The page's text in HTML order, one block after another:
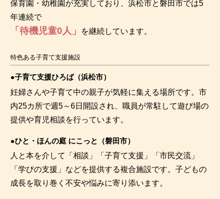
保育園・幼稚園が充実しており、浜松市と磐田市では5
年連続で
「待機児童0人」 を継続しています。
特色ある子育て支援施設
●子育て支援ひろば（浜松市）
妊婦さんや子育て中の親子が気軽に集える場所です。市
内25カ所で週5～6日開設され、職員が常駐して遊び場の
提供や育児相談を行っています。
●ひと・ほんの庭 にこっと（磐田市）
人と本を介して「相談」「子育て支援」「市民交流」
「学びの支援」などを提供する複合施設です。子どもの
成長を取り巻く不安や悩みに寄り添います。